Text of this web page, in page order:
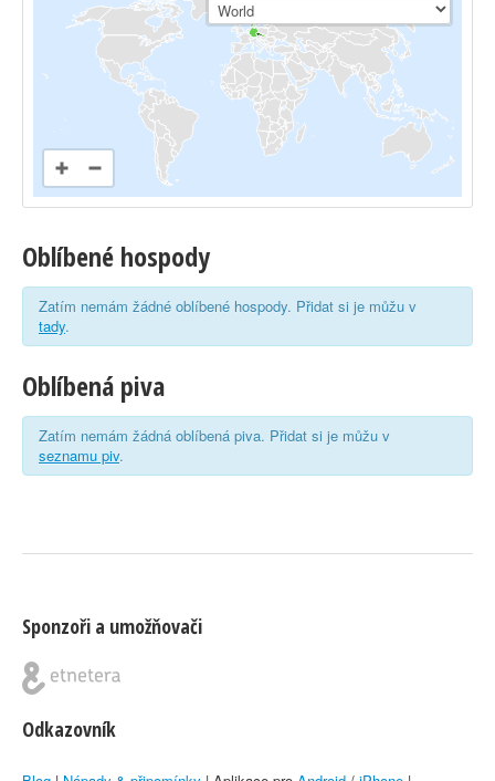
Oblíbené hospody
Zatím nemám žádné oblíbené hospody. Přidat si je můžu v
tady.
Oblíbená piva
Zatím nemám žádná oblíbená piva. Přidat si je můžu v
seznamu piv.
Sponzoři a umožňovači
Odkazovník